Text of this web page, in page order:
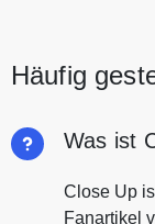
Häufig
Was ist
Close Up
Fanartikel